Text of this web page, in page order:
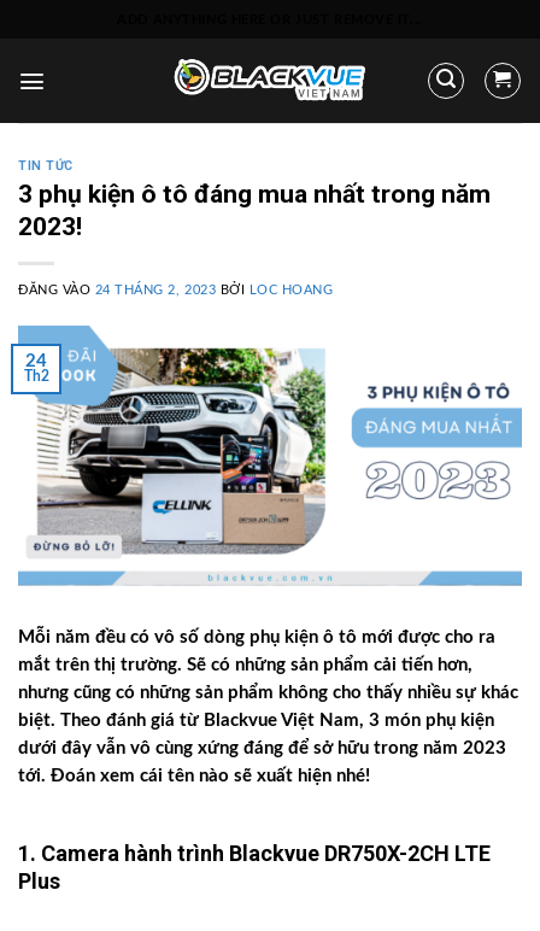
TIN TỨC
3 phụ kiện ô tô đáng mua nhất trong năm
2023!
ĐĂNG VÀO 24 THÁNG 2, 2023 BỞI LOC HOANG
24
Th2
Mỗi năm đều có vô số dòng phụ kiện ô tô mới được cho ra
mắt trên thị trường. Sẽ có những sản phẩm cải tiến hơn,
nhưng cũng có những sản phẩm không cho thấy nhiều sự khác
biệt. Theo đánh giá từ Blackvue Việt Nam, 3 món phụ kiện
dưới đây vẫn vô cùng xứng đáng để sở hữu trong năm 2023
tới. Đoán xem cái tên nào sẽ xuất hiện nhé!
1. Camera hành trình Blackvue DR750X-2CH LTE
Plus